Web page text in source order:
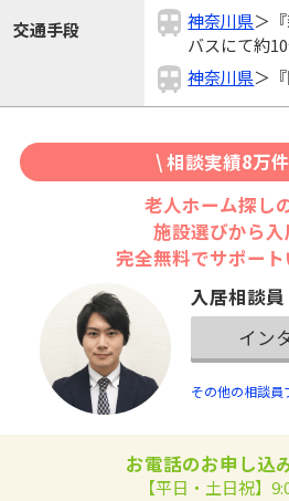
交通手段 神奈川県＞
バスにて約
神奈川県＞
\ 相談実績8万
老人ホーム探し
施設選びから
完全無料でサポー
入居相談員
イン
その他の相談員
お電話のお申し込
【平日・土日祝】